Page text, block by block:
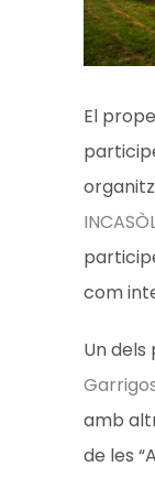
El
com
Un
amb
de les